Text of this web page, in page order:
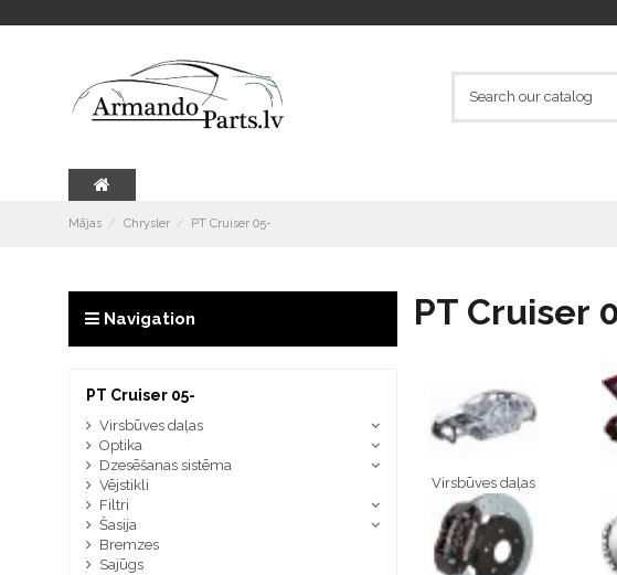
Mājas Chrysler PT Cruiser 05-
PT Cruiser
Virsbūves daļas
Navigation
PT Cruiser 05-
Virsbūves daļas
Optika
Dzesēšanas sistēma
Vējstikli
Filtri
Šasija
Bremzes
Sajūgs